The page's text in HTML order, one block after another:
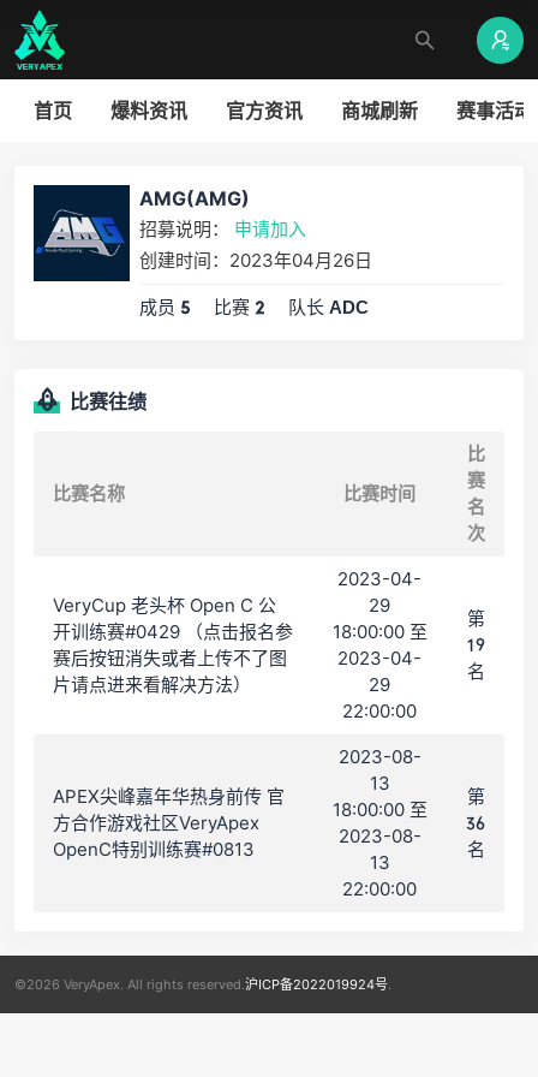
首页 爆料资讯 官方资讯 商城刷新 赛事活动
AMG(AMG)
招募说明： 申请加入
创建时间：2023年04月26日
成员 5 比赛 2 队长 ADC
比赛往绩
比赛名称 比赛时间
比
赛
名
次
VeryCup 老头杯 Open C 公
开训练赛#0429 （点击报名参
赛后按钮消失或者上传不了图
片请点进来看解决方法）
2023-04-
29
18:00:00 至
2023-04-
29
22:00:00
第
19
名
APEX尖峰嘉年华热身前传 官
方合作游戏社区VeryApex
OpenC特别训练赛#0813
2023-08-
13
18:00:00 至
2023-08-
13
22:00:00
第
36
名
©2026 VeryApex. All rights reserved. 沪ICP备2022019924号